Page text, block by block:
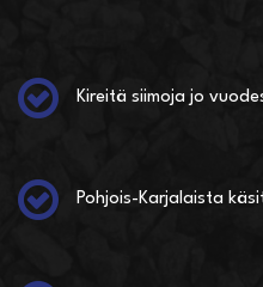
Kireitä siimoja jo
Pohjois-Karjalaista